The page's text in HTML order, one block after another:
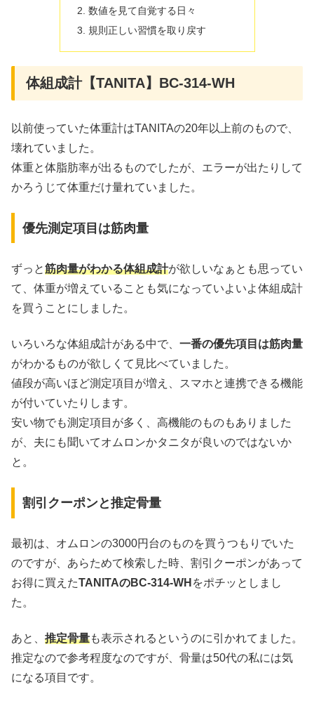
数値を見て自覚する日々
規則正しい習慣を取り戻す
体組成計【TANITA】BC-314-WH
以前使っていた体重計はTANITAの20年以上前のもので、
壊れていました。
体重と体脂肪率が出るものでしたが、エラーが出たりして
かろうじて体重だけ量れていました。
優先測定項目は筋肉量
ずっと筋肉量がわかる体組成計が欲しいなぁとも思ってい
て、体重が増えていることも気になっていよいよ体組成計
を買うことにしました。
いろいろな体組成計がある中で、 一番の優先項目は筋肉量
がわかるものが欲しくて見比べていました。
値段が高いほど測定項目が増え、スマホと連携できる機能
が付いていたりします。
安い物でも測定項目が多く、高機能のものもありました
が、夫にも聞いてオムロンかタニタが良いのではないか
と。
割引クーポンと推定骨量
最初は、オムロンの3000円台のものを買うつもりでいた
のですが、あらためて検索した時、割引クーポンがあって
お得に買えたTANITAのBC-314-WH をポチッとしまし
た。
あと、 推定骨量も表示されるというのに引かれてました。
推定なので参考程度なのですが、骨量は50代の私には気
になる項目です。